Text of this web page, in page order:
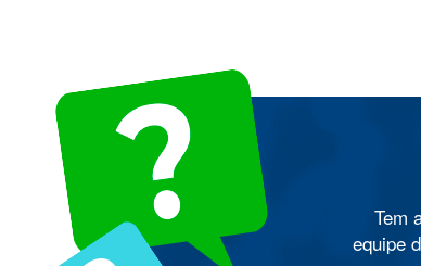
Tem
equipe